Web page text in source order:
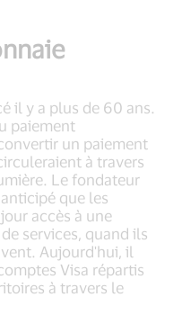
il y a plus de 60 ans.
paiement
un paiement
à travers
Le fondateur
que les
accès à une
services, quand ils
Aujourd'hui, il
Visa répartis
à travers le